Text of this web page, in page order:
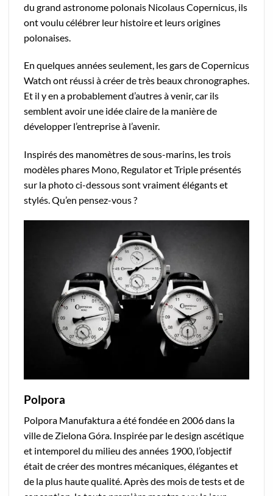
du grand astronome polonais Nicolaus Copernicus, ils
ont voulu célébrer leur histoire et leurs origines
polonaises.
En quelques années seulement, les gars de Copernicus
Watch ont réussi à créer de très beaux chronographes.
Et il y en a probablement d’autres à venir, car ils
semblent avoir une idée claire de la manière de
développer l’entreprise à l’avenir.
Inspirés des manomètres de sous-marins, les trois
modèles phares Mono, Regulator et Triple présentés
sur la photo ci-dessous sont vraiment élégants et
stylés. Qu’en pensez-vous ?
Polpora
Polpora Manufaktura a été fondée en 2006 dans la
ville de Zielona Góra. Inspirée par le design ascétique
et intemporel du milieu des années 1900, l’objectif
était de créer des montres mécaniques, élégantes et
de la plus haute qualité. Après des mois de tests et de